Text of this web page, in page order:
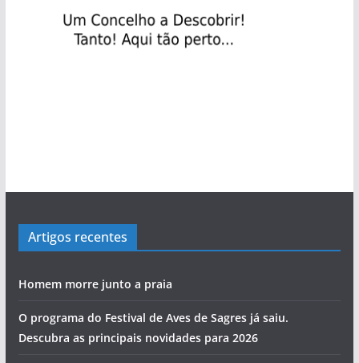
Artigos recentes
Homem morre junto a praia
O programa do Festival de Aves de Sagres já saiu.
Descubra as principais novidades para 2026